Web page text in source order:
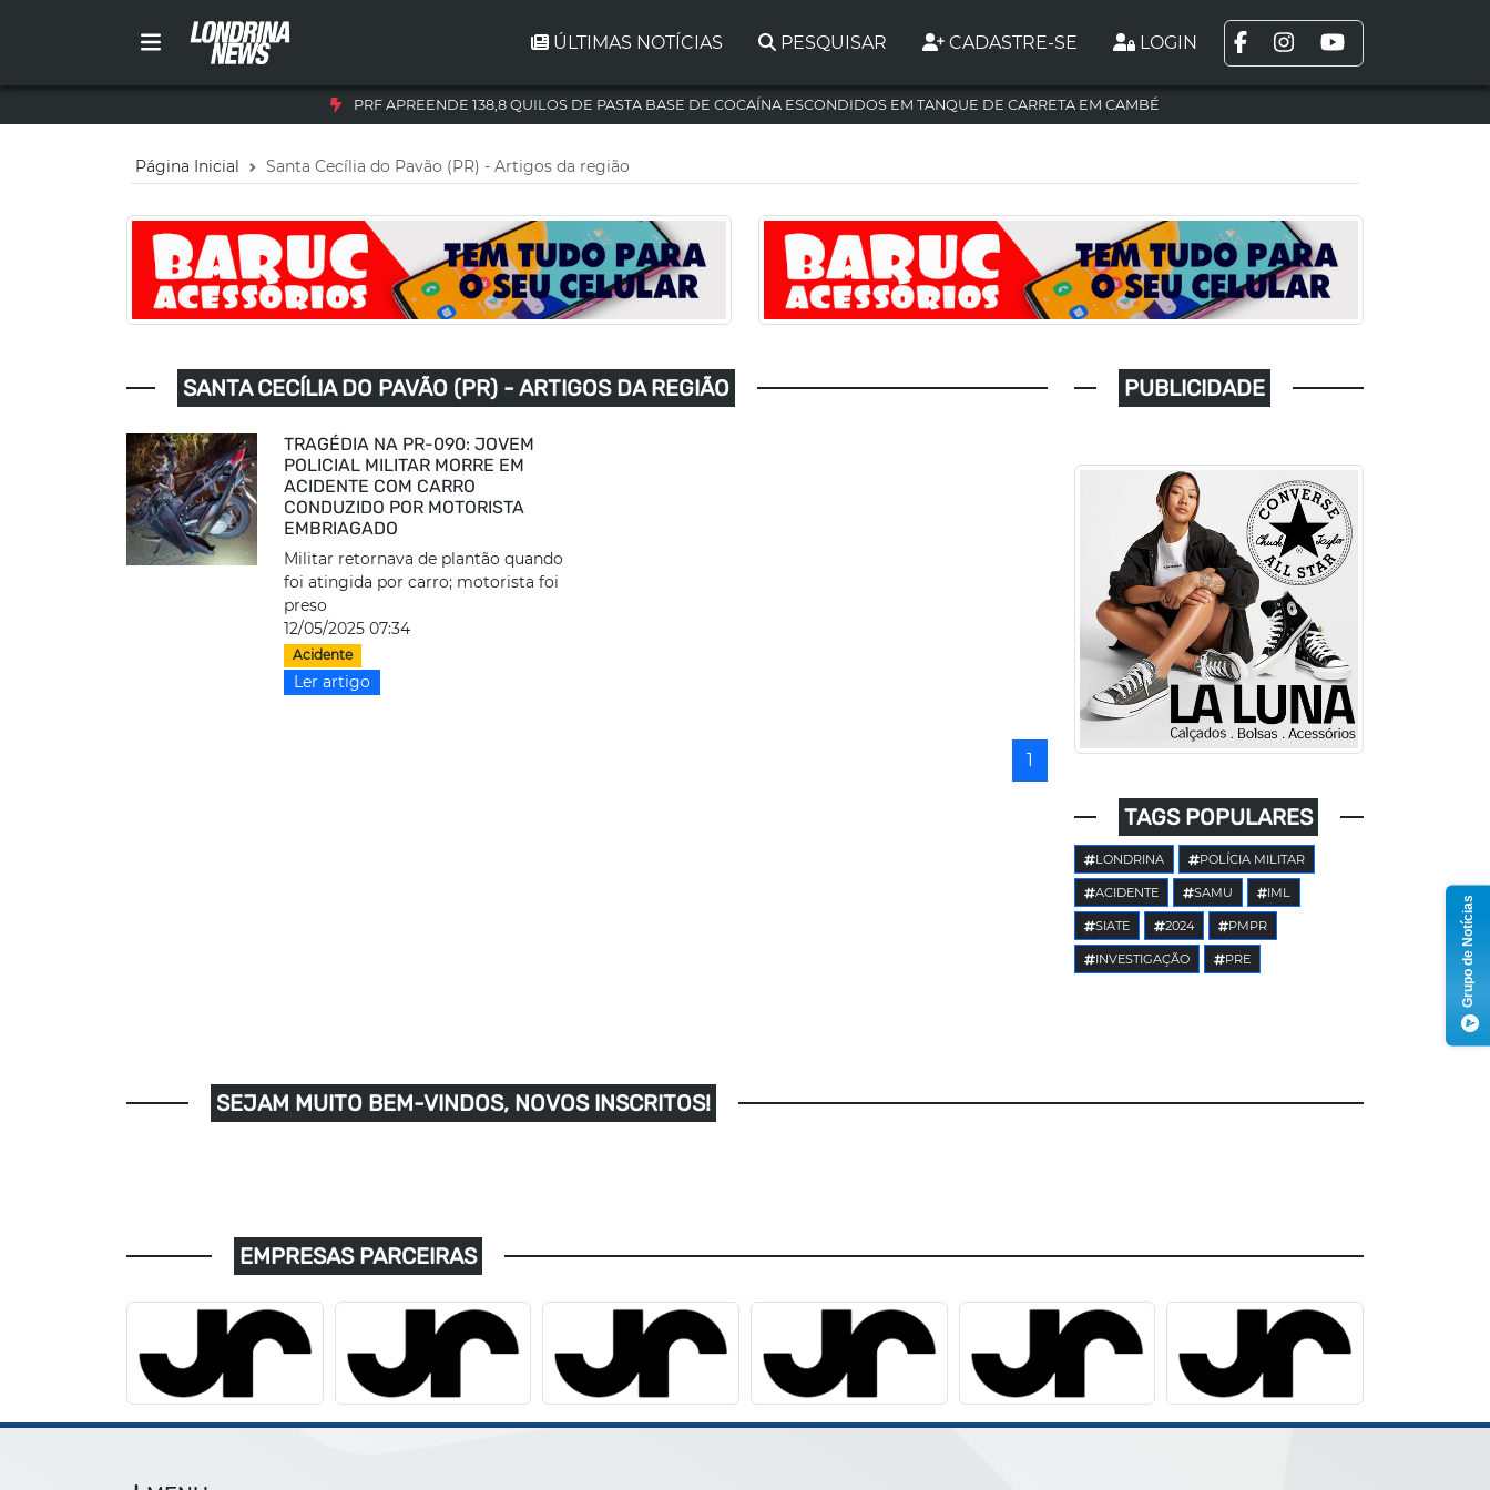
ÚLTIMAS NOTÍCIAS PESQUISAR CADASTRE-SE LOGIN
PRF APREENDE 138,8 QUILOS DE PASTA BASE DE COCAÍNA ESCONDIDOS EM TANQUE DE CARRETA EM CAMBÉ
Página Inicial Santa Cecília do Pavão (PR) - Artigos da região
SANTA CECÍLIA DO PAVÃO (PR) - ARTIGOS DA REGIÃO
TRAGÉDIA NA PR-090: JOVEM
POLICIAL MILITAR MORRE EM
ACIDENTE COM CARRO
CONDUZIDO POR MOTORISTA
EMBRIAGADO
Militar retornava de plantão quando
foi atingida por carro; motorista foi
preso
12/05/2025 07:34
Acidente
Ler artigo
1
PUBLICIDADE
TAGS POPULARES
LONDRINA POLÍCIA MILITAR
ACIDENTE SAMU IML
SIATE 2024 PMPR
INVESTIGAÇÃO PRE
SEJAM MUITO BEM-VINDOS, NOVOS INSCRITOS!
EMPRESAS PARCEIRAS
Grupo de Notícias